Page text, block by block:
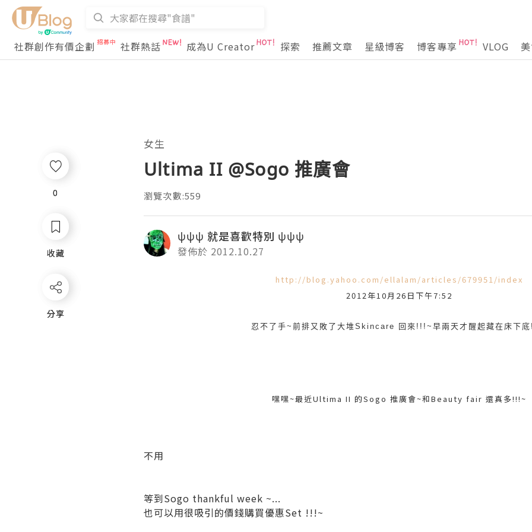
社群創作有價企劃 社群熱話 成為U Creator 探索 推薦文章 星級博客 博客專享 VLOG
0
收藏
分享
女生
Ultima II @Sogo 推廣會
瀏覽次數:559
ψψψ 就是喜歡特別 ψψψ
發佈於 2012.10.27
http://blog.yahoo.com/ellalam/articles/679951/index
2012年10月26日下午7:52
忍不了手~前排又敗了大堆Skincare 回來!!!~早兩天才醒起藏在床下
嘿嘿~最近Ultima II 的Sogo 推廣會~和Beauty fair 還真多!!!~
不用
等到Sogo thankful week ~...
也可以用很吸引的價錢購買優惠Set !!!~
0
收藏
分享